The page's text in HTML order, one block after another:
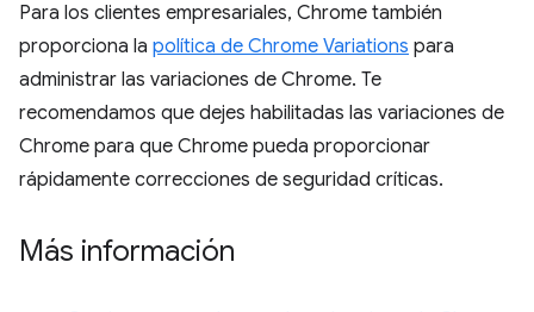
Para los clientes empresariales, Chrome también
proporciona la política de Chrome Variations para
administrar las variaciones de Chrome. Te
recomendamos que dejes habilitadas las variaciones de
Chrome para que Chrome pueda proporcionar
rápidamente correcciones de seguridad críticas.
Más información